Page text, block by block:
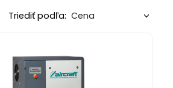
Triediť podľa: